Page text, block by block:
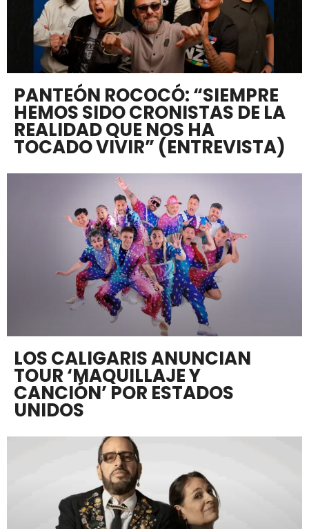
PANTEÓN ROCOCÓ: “SIEMPRE
HEMOS SIDO CRONISTAS DE LA
REALIDAD QUE NOS HA
TOCADO VIVIR” (ENTREVISTA)
LOS CALIGARIS ANUNCIAN
TOUR ‘MAQUILLAJE Y
CANCIÓN’ POR ESTADOS
UNIDOS